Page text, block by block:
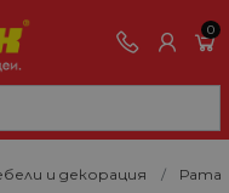
0
и декорация